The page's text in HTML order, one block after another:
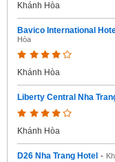
Khánh Hòa
Bavico International
Hòa
Khánh Hòa
Liberty Central Nha
Khánh Hòa
D26 Nha Trang Hotel -